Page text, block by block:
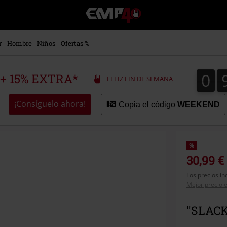
EMP
-
Música,
Merch
Ropa
Alternativa
Hombre Niños Ofertas %
15% EXTRA* FELIZ FIN DE SEMANA 0
0
¡Consíguelo ahora! Copia el código WEEKEND
%
30,99 €
Los precios
Mejor precio